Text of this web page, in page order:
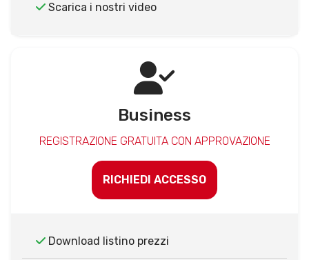
Scarica i nostri video
Business
REGISTRAZIONE GRATUITA CON APPROVAZIONE
RICHIEDI ACCESSO
Download listino prezzi